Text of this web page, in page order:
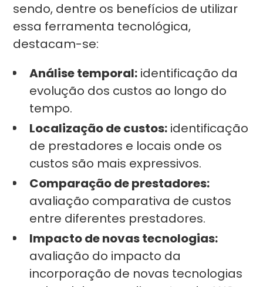
sendo, dentre os benefícios de utilizar
essa ferramenta tecnológica,
destacam-se:
Análise temporal: identificação da
evolução dos custos ao longo do
tempo.
Localização de custos: identificação
de prestadores e locais onde os
custos são mais expressivos.
Comparação de prestadores:
avaliação comparativa de custos
entre diferentes prestadores.
Impacto de novas tecnologias:
avaliação do impacto da
incorporação de novas tecnologias